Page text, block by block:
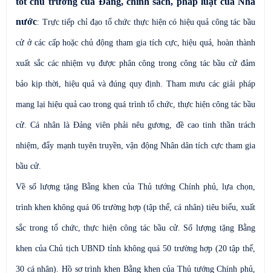
nước: Trực tiếp chỉđạo tổ chức thực hiện có hiệu quả công tác bầu
cử ở các cấp hoặc chủ động tham gia tích cực, hiệu quả, hoàn thành
xuất sắc các nhiệm vụ được phân công trong công tác bầu cử đảm
bảo kịp thời, hiệu quả và đúng quy định. Tham mưu các giải pháp
mang lại hiệu quả cao trong quá trình tổ chức, thực hiện công tác bầu
cử. Cá nhân là Đảng viên phải nêu gương, đề cao tinh thần trách
nhiệm, đẩy mạnh tuyên truyền, vận động Nhân dân tích cực tham gia
bầu cử.
Về số lượng tặng Bằng khen của Thủ tướng Chính phủ, lựa chọn,
trình khen không quá 06 trường hợp (tập thể, cá nhân) tiêu biểu, xuất
sắc trong tổ chức, thực hiện công tác bầu cử. Số lượng tặng Bằng
khen của Chủ tịch UBND tỉnh không quá 50 trường hợp (20 tập thể,
30 cá nhân). Hồ sơ trình khen Bằng khen của Thủ tướng Chính phủ,